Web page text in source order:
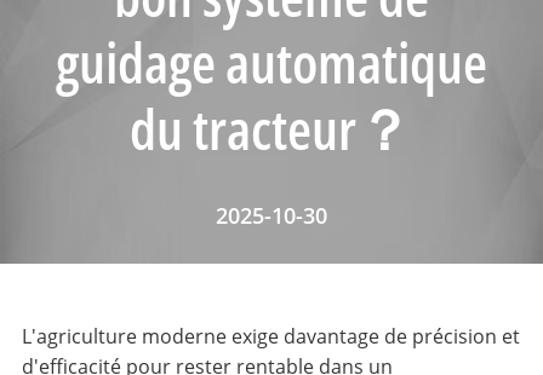
guidage automatique
du tracteur？
2025-10-30
L'agriculture moderne exige davantage de précision et
d'efficacité pour rester rentable dans un